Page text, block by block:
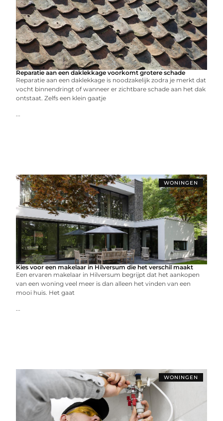
Reparatie aan een daklekkage voorkomt grotere schade
Reparatie aan een daklekkage is noodzakelijk zodra je merkt dat
vocht binnendringt of wanneer er zichtbare schade aan het dak
ontstaat. Zelfs een klein gaatje
...
WONINGEN
Kies voor een makelaar in Hilversum die het verschil maakt
Een ervaren makelaar in Hilversum begrijpt dat het aankopen
van een woning veel meer is dan alleen het vinden van een
mooi huis. Het gaat
...
WONINGEN